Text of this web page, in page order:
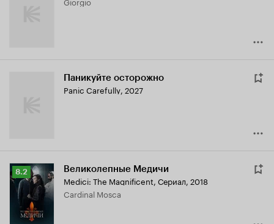
Паникуйте осторожно
Panic Carefully, 2027
Рейтинг
Кинопоиска
8.2
8.2 Великолепные Медичи
Medici: The Magnificent, Сериал, 2018
Cardinal Mosca